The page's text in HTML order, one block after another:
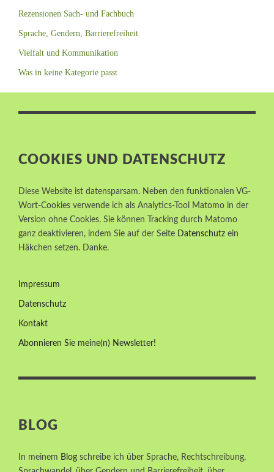
Rezensionen Sach- und Fachbuch
Sprache, Gendern, Barrierefreiheit
Vielfalt und Kommunikation
Was in keine Kategorie passt
COOKIES UND DATENSCHUTZ
Diese Website ist datensparsam. Neben den funktionalen VG-
Wort-Cookies verwende ich als Analytics-Tool Matomo in der
Version ohne Cookies. Sie können Tracking durch Matomo
ganz deaktivieren, indem Sie auf der Seite Datenschutz ein
Häkchen setzen. Danke.
Impressum
Datenschutz
Kontakt
Abonnieren Sie meine(n) Newsletter!
BLOG
In meinem Blog schreibe ich über Sprache, Rechtschreibung,